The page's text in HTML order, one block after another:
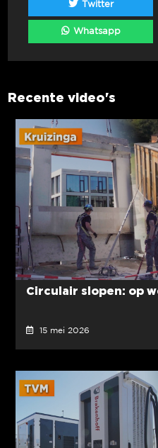
Twitter
Whatsapp
Recente video's
Circulair slopen: op
15 mei 2026